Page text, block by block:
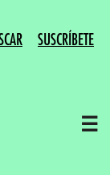
SUSCRÍBETE
☰